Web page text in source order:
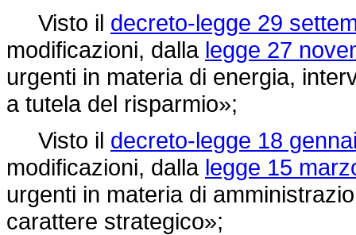
Visto il decreto-legge 29
modificazioni, dalla legge 27
urgenti in materia di energia,
a tutela del risparmio»;
Visto il decreto-legge 18
modificazioni, dalla legge 15
urgenti in materia di
carattere strategico»;